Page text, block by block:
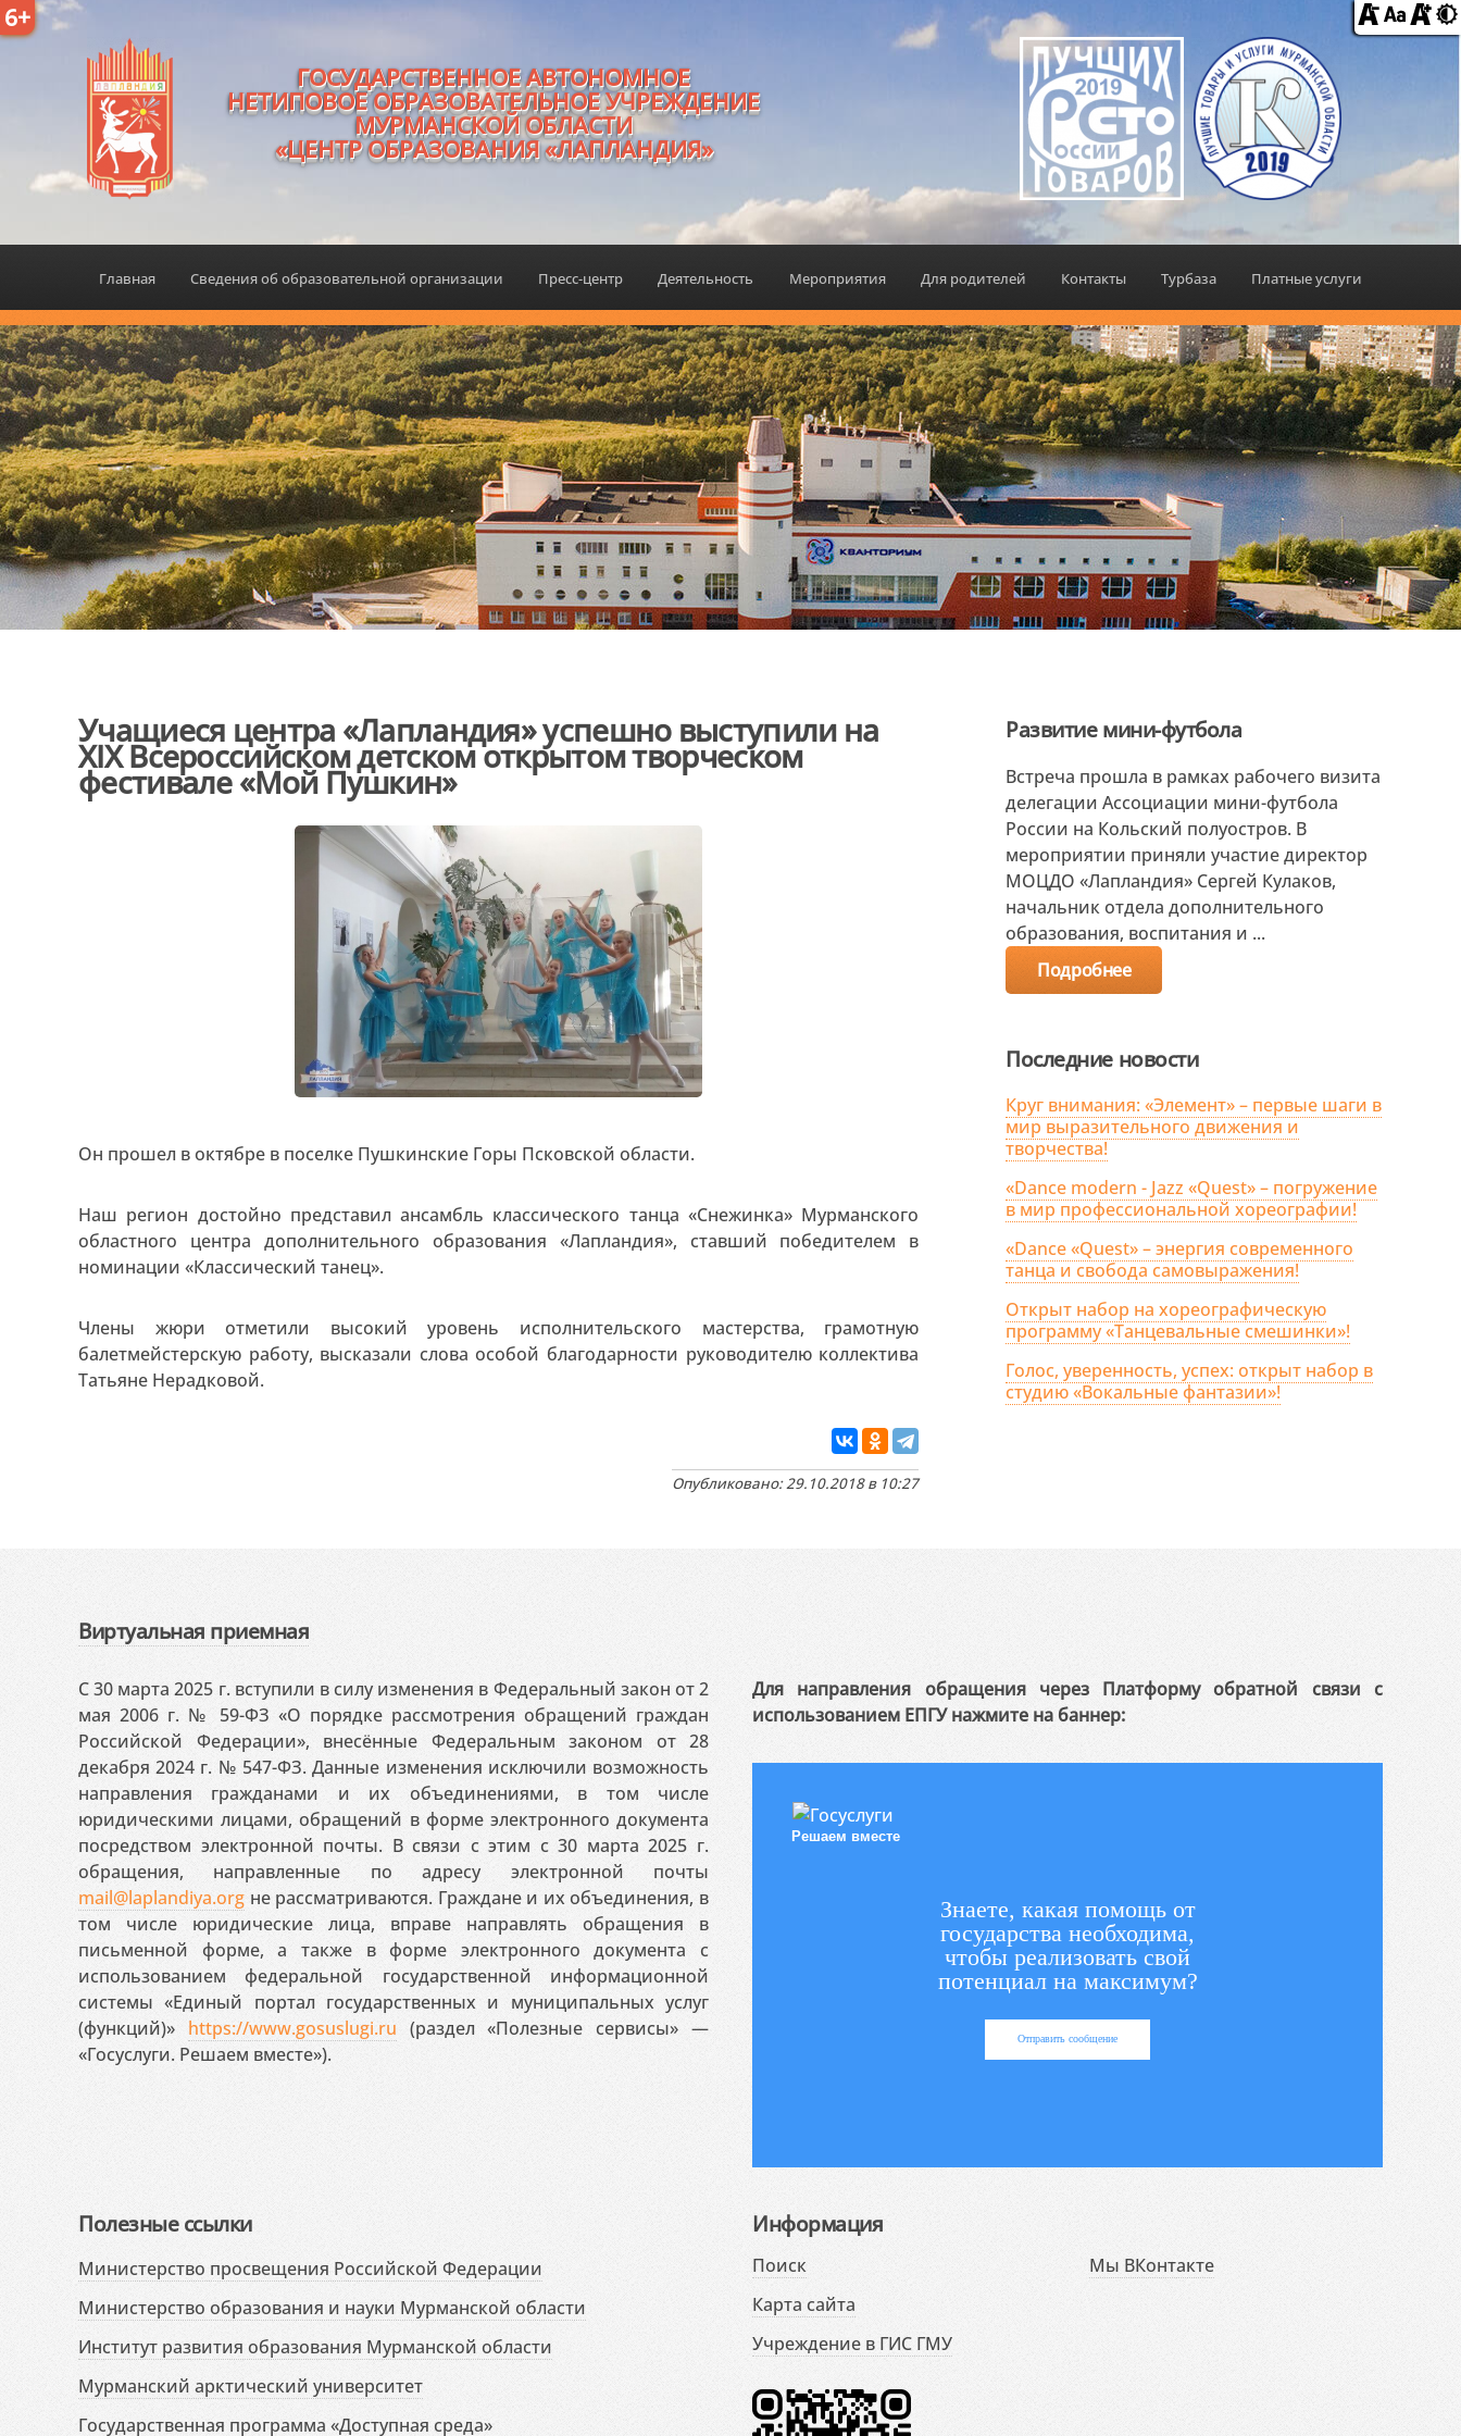
6+
ГОСУДАРСТВЕННОЕ АВТОНОМНОЕ
НЕТИПОВОЕ ОБРАЗОВАТЕЛЬНОЕ УЧРЕЖДЕНИЕ
МУРМАНСКОЙ ОБЛАСТИ
«ЦЕНТР ОБРАЗОВАНИЯ «ЛАПЛАНДИЯ»
Главная Сведения об образовательной организации Пресс-центр Деятельность Мероприятия Для родителей Контакты Турбаза Платные услуги
Учащиеся центра «Лапландия» успешно выступили на
XIX Всероссийском детском открытом творческом
фестивале «Мой Пушкин»
Он прошел в октябре в поселке Пушкинские Горы Псковской области.
Наш регион достойно представил ансамбль классического танца «Снежинка» Мурманского
областного центра дополнительного образования «Лапландия», ставший победителем в
номинации «Классический танец».
Члены жюри отметили высокий уровень исполнительского мастерства, грамотную
балетмейстерскую работу, высказали слова особой благодарности руководителю коллектива
Татьяне Нерадковой.
Опубликовано: 29.10.2018 в 10:27
Развитие мини-футбола
Встреча прошла в рамках рабочего визита
делегации Ассоциации мини-футбола
России на Кольский полуостров. В
мероприятии приняли участие директор
МОЦДО «Лапландия» Сергей Кулаков,
начальник отдела дополнительного
образования, воспитания и ...
Подробнее
Последние новости
Круг внимания: «Элемент» – первые шаги в
мир выразительного движения и
творчества!
«Dance modern - Jazz «Quest» – погружение
в мир профессиональной хореографии!
«Dance «Quest» – энергия современного
танца и свобода самовыражения!
Открыт набор на хореографическую
программу «Танцевальные смешинки»!
Голос, уверенность, успех: открыт набор в
студию «Вокальные фантазии»!
Виртуальная приемная
С 30 марта 2025 г. вступили в силу изменения в Федеральный закон от 2
мая 2006 г. № 59-ФЗ «О порядке рассмотрения обращений граждан
Российской Федерации», внесённые Федеральным законом от 28
декабря 2024 г. № 547-ФЗ. Данные изменения исключили возможность
направления гражданами и их объединениями, в том числе
юридическими лицами, обращений в форме электронного документа
посредством электронной почты. В связи с этим с 30 марта 2025 г.
обращения, направленные по адресу электронной почты
mail@laplandiya.org не рассматриваются. Граждане и их объединения, в
том числе юридические лица, вправе направлять обращения в
письменной форме, а также в форме электронного документа с
использованием федеральной государственной информационной
системы «Единый портал государственных и муниципальных услуг
(функций)» https://www.gosuslugi.ru (раздел «Полезные сервисы» —
«Госуслуги. Решаем вместе»).
Для направления обращения через Платформу обратной связи с
использованием ЕПГУ нажмите на баннер:
Решаем вместе
Знаете, какая помощь от
государства необходима,
чтобы реализовать свой
потенциал на максимум?
Отправить сообщение
Полезные ссылки
Министерство просвещения Российской Федерации
Министерство образования и науки Мурманской области
Институт развития образования Мурманской области
Мурманский арктический университет
Государственная программа «Доступная среда»
Информация
Поиск
Карта сайта
Учреждение в ГИС ГМУ
Мы ВКонтакте